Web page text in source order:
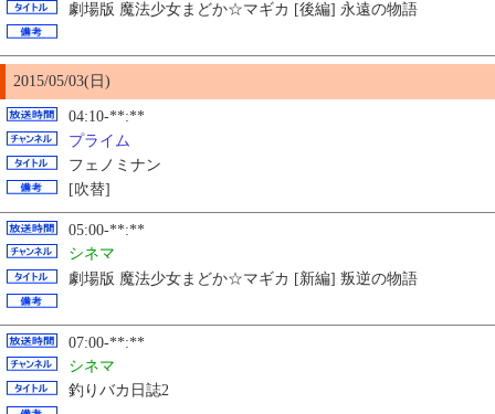
劇場版 魔法少女まどか☆マギカ [後編] 永遠の物語
2015/05/03(日)
04:10-**:**
プライム
フェノミナン
[吹替]
05:00-**:**
シネマ
劇場版 魔法少女まどか☆マギカ [新編] 叛逆の物語
07:00-**:**
シネマ
釣りバカ日誌2